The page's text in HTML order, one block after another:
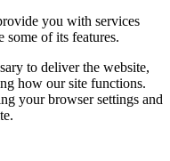
you with services
some of its features.
to deliver the website,
how our site functions.
your browser settings and